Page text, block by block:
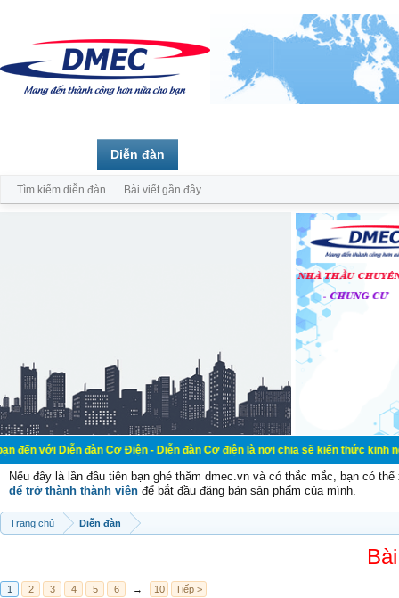
đàn Cơ Điện - Diễn đàn Cơ điện là nơi chia sẽ kiến thức kinh nghiệm
Nếu đây là lần đầu tiên bạn ghé thăm dmec.vn và có thắc mắc, bạn có
để trở thành thành viên để bắt đầu đăng bán sản phẩm của mình.
Trang chủ Diễn đàn
1 2 3 4 5 6 → 10 Tiếp >
Diễn đàn
Tìm kiếm diễn đàn Bài viết gần đây